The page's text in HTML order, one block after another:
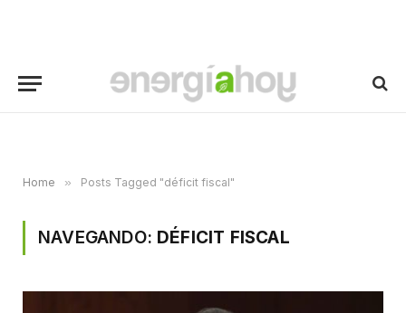
Home » Posts Tagged "déficit fiscal"
NAVEGANDO: DÉFICIT FISCAL